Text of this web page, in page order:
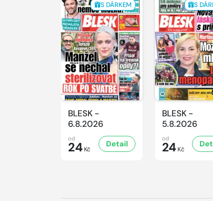
S DÁRKEM
BLESK -
6.8.2026
od
24 Kč
Detail
S
BLESK -
5.8.2026
od
24 Kč